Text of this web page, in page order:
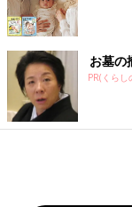
お墓の
PR(くらし